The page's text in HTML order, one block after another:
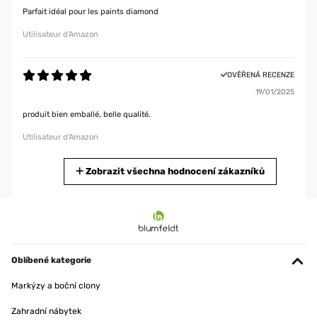
Parfait idéal pour les paints diamond
Utilisateur d'Amazon
OVĚŘENÁ RECENZE
19/01/2025
produit bien emballé, belle qualité.
Utilisateur d'Amazon
OVĚŘENÁ RECENZE
Zobrazit všechna hodnocení zákazníků
Oblíbené kategorie
Markýzy a boční clony
Zahradní nábytek